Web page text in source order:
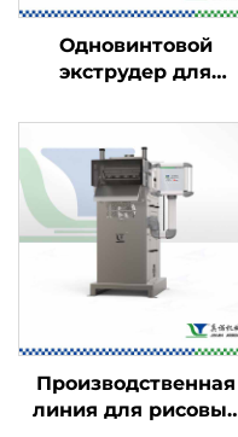
Одновинтовой
экструдер для
Производственная
линия для рисовых